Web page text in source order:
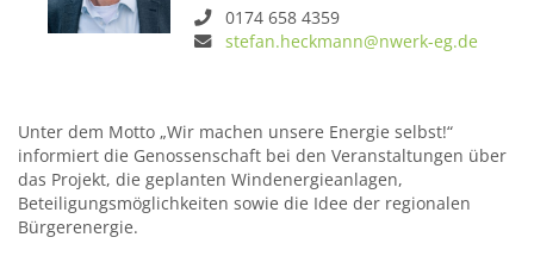
0174 658 4359
stefan.heckmann@nwerk-eg.de
Unter dem Motto „Wir machen unsere Energie selbst!“
informiert die Genossenschaft bei den Veranstaltungen über
das Projekt, die geplanten Windenergieanlagen,
Beteiligungsmöglichkeiten sowie die Idee der regionalen
Bürgerenergie.